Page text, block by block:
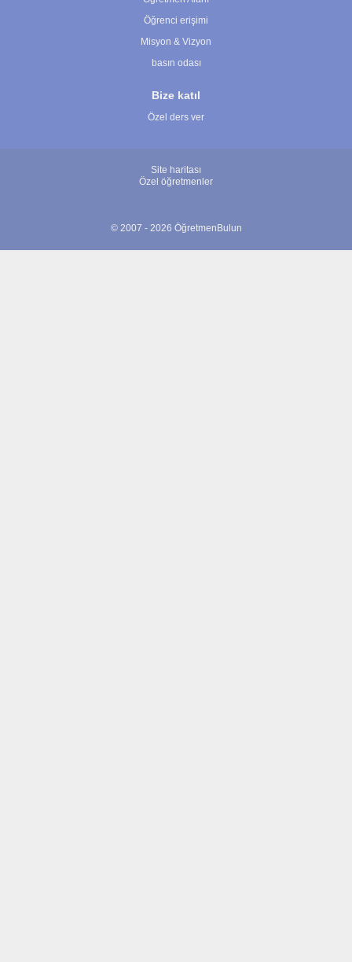
Öğrenci erişimi
Misyon & Vizyon
basın odası
Bize katıl
Özel ders ver
Site haritası
Özel öğretmenler
© 2007 - 2026 ÖğretmenBulun